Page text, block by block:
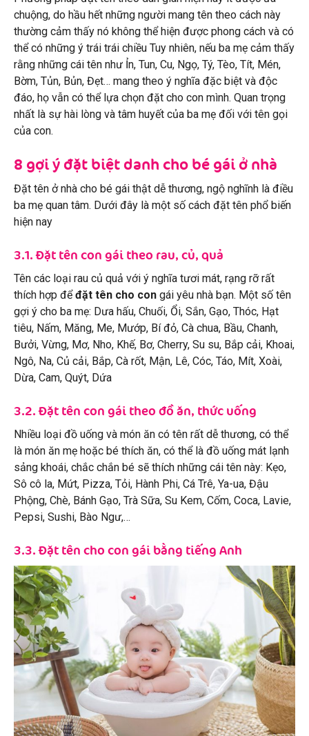
chuộng, do hầu hết những người mang tên theo cách này
thường cảm thấy nó không thể hiện được phong cách và có
thể có những ý trái trái chiều Tuy nhiên, nếu ba mẹ cảm thấy
rằng những cái tên như Ỉn, Tun, Cu, Ngọ, Tý, Tèo, Tít, Mén,
Bờm, Tủn, Bủn, Đẹt… mang theo ý nghĩa đặc biệt và độc
đáo, họ vẫn có thể lựa chọn đặt cho con mình. Quan trọng
nhất là sự hài lòng và tâm huyết của ba mẹ đối với tên gọi
của con.
8 gợi ý đặt biệt danh cho bé gái ở nhà
Đặt tên ở nhà cho bé gái thật dễ thương, ngộ nghĩnh là điều
ba mẹ quan tâm. Dưới đây là một số cách đặt tên phổ biến
hiện nay
3.1. Đặt tên con gái theo rau, củ, quả
Tên các loại rau củ quả với ý nghĩa tươi mát, rạng rỡ rất
thích hợp đểđặt tên cho con gái yêu nhà bạn. Một số tên
gợi ý cho ba mẹ: Dưa hấu, Chuối, Ổi, Sắn, Gạo, Thóc, Hạt
tiêu, Nấm, Măng, Me, Mướp, Bí đỏ, Cà chua, Bầu, Chanh,
Bưởi, Vừng, Mơ, Nho, Khế, Bơ, Cherry, Su su, Bắp cải, Khoai,
Ngô, Na, Củ cải, Bắp, Cà rốt, Mận, Lê, Cóc, Táo, Mít, Xoài,
Dừa, Cam, Quýt, Dứa
3.2. Đặt tên con gái theo đồ ăn, thức uống
Nhiều loại đồ uống và món ăn có tên rất dễ thương, có thể
là món ăn mẹ hoặc bé thích ăn, có thể là đồ uống mát lạnh
sảng khoái, chắc chắn bé sẽ thích những cái tên này: Kẹo,
Sô cô la, Mứt, Pizza, Tỏi, Hành Phi, Cá Trê, Ya-ua, Đậu
Phộng, Chè, Bánh Gạo, Trà Sữa, Su Kem, Cốm, Coca, Lavie,
Pepsi, Sushi, Bào Ngư,…
3.3. Đặt tên cho con gái bằng tiếng Anh